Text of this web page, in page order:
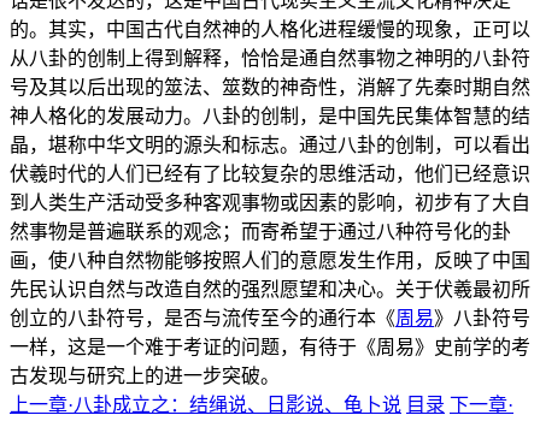
的。其实，中国古代自然神的人格化进程缓慢的现象，正可以
从八卦的创制上得到解释，恰恰是通自然事物之神明的八卦符
号及其以后出现的筮法、筮数的神奇性，消解了先秦时期自然
神人格化的发展动力。八卦的创制，是中国先民集体智慧的结
晶，堪称中华文明的源头和标志。通过八卦的创制，可以看出
伏羲时代的人们已经有了比较复杂的思维活动，他们已经意识
到人类生产活动受多种客观事物或因素的影响，初步有了大自
然事物是普遍联系的观念；而寄希望于通过八种符号化的卦
画，使八种自然物能够按照人们的意愿发生作用，反映了中国
先民认识自然与改造自然的强烈愿望和决心。关于伏羲最初所
创立的八卦符号，是否与流传至今的通行本《周易》八卦符号
一样，这是一个难于考证的问题，有待于《周易》史前学的考
古发现与研究上的进一步突破。
上一章·八卦成立之：结绳说、日影说、龟卜说 目录 下一章·